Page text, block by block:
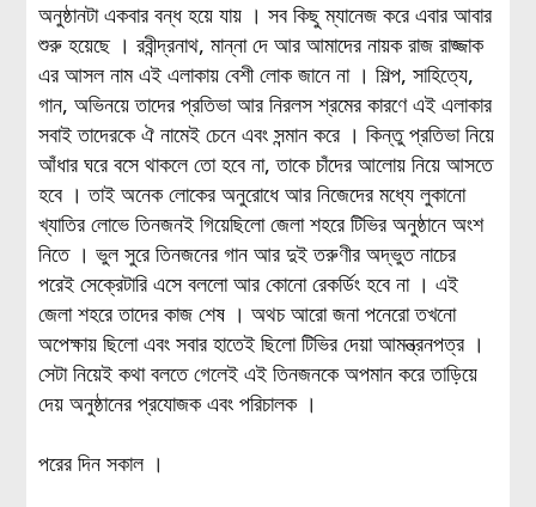
অনুষ্ঠানটা একবার বন্ধ হয়ে যায় । সব কিছু ম্যানেজ করে এবার আবার
শুরু হয়েছে । রবীন্দ্রনাথ, মান্না দে আর আমাদের নায়ক রাজ রাজ্জাক
এর আসল নাম এই এলাকায় বেশী লোক জানে না । শিল্প, সাহিত্যে,
গান, অভিনয়ে তাদের প্রতিভা আর নিরলস শ্রমের কারণে এই এলাকার
সবাই তাদেরকে ঐ নামেই চেনে এবং সন্মান করে । কিন্তু প্রতিভা নিয়ে
আঁধার ঘরে বসে থাকলে তো হবে না, তাকে চাঁদের আলোয় নিয়ে আসতে
হবে । তাই অনেক লোকের অনুরোধে আর নিজেদের মধ্যে লুকানো
খ্যাতির লোভে তিনজনই গিয়েছিলো জেলা শহরে টিভির অনুষ্ঠানে অংশ
নিতে । ভুল সুরে তিনজনের গান আর দুই তরুণীর অদ্ভুত নাচের
পরেই সেক্রেটারি এসে বললো আর কোনো রেকর্ডিং হবে না । এই
জেলা শহরে তাদের কাজ শেষ । অথচ আরো জনা পনেরো তখনো
অপেক্ষায় ছিলো এবং সবার হাতেই ছিলো টিভির দেয়া আমন্ত্রনপত্র ।
সেটা নিয়েই কথা বলতে গেলেই এই তিনজনকে অপমান করে তাড়িয়ে
দেয় অনুষ্ঠানের প্রযোজক এবং পরিচালক ।
পরের দিন সকাল ।